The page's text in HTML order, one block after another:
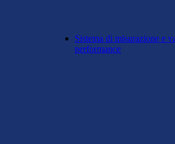
Sistema di misurazione e
performance